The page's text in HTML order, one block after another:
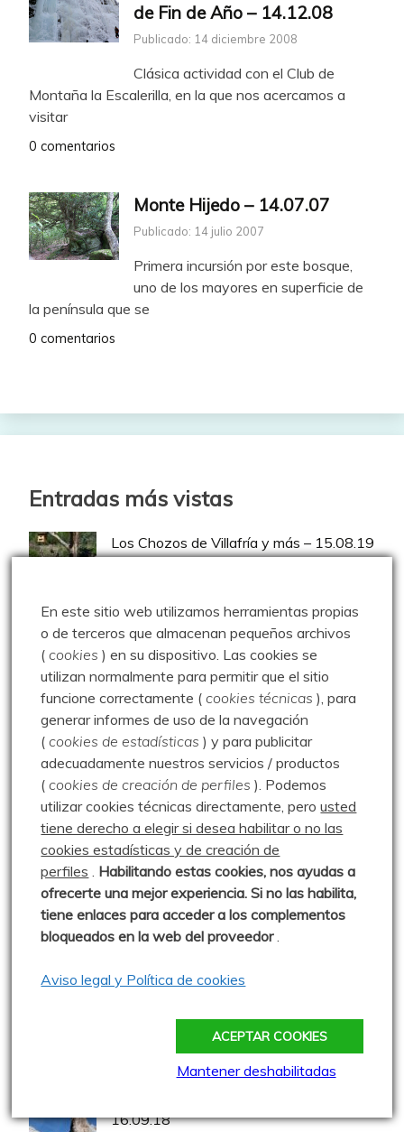
de Fin de Año – 14.12.08
Publicado: 14 diciembre 2008
Clásica actividad con el Club de
Montaña la Escalerilla, en la que nos acercamos a
visitar
0 comentarios
Monte Hijedo – 14.07.07
Publicado: 14 julio 2007
Primera incursión por este bosque,
uno de los mayores en superficie de
la península que se
0 comentarios
Entradas más vistas
Los Chozos de Villafría y más – 15.08.19
Escalada – Orbaneja del Castillo –
Escalada – 16.08.17
Enredando por la Pedrosa – 14.07.20
Pozos de Fuentes Carrionas – 25.08.20
Peña Brez – 18.10.20
A setas por Salcedillo – 21.10.15
Pico Liguardi – 23.07.14
16.09.18
En este sitio web utilizamos herramientas propias
o de terceros que almacenan pequeños archivos
(cookies ) en su dispositivo. Las cookies se
utilizan normalmente para permitir que el sitio
funcione correctamente (cookies técnicas ), para
generar informes de uso de la navegación
(cookies de estadísticas ) y para publicitar
adecuadamente nuestros servicios / productos
(cookies de creación de perfiles ). Podemos
utilizar cookies técnicas directamente, perousted
tiene derecho a elegir si desea habilitar o no las
cookies estadísticas y de creación de
perfiles . Habilitando estas cookies, nos ayudas a
ofrecerte una mejor experiencia. Si no las habilita,
tiene enlaces para acceder a los complementos
bloqueados en la web del proveedor.
Aviso legal y Política de cookies
ACEPTAR COOKIES
Mantener deshabilitadas